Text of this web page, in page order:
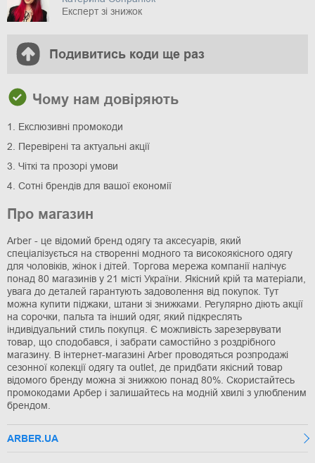
Експерт зі знижок
Подивитись коди ще раз
Чому нам довіряють
1. Екслюзивні промокоди
2. Перевірені та актуальні акції
3. Чіткі та прозорі умови
4. Сотні брендів для вашої економії
Про магазин
Arber - це відомий бренд одягу та аксесуарів, який
спеціалізується на створенні модного та високоякісного одягу
для чоловіків, жінок і дітей. Торгова мережа компанії налічує
понад 80 магазинів у 21 місті України. Якісний крій та матеріали,
увага до деталей гарантують задоволення від покупок. Тут
можна купити піджаки, штани зі знижками. Регулярно діють акції
на сорочки, пальта та інший одяг, який підкреслять
індивідуальний стиль покупця. Є можливість зарезервувати
товар, що сподобався, і забрати самостійно з роздрібного
магазину. В інтернет-магазині Arber проводяться розпродажі
сезонної колекції одягу та outlet, де придбати якісний товар
відомого бренду можна зі знижкою понад 80%. Скористайтесь
промокодами Арбер і залишайтесь на модній хвилі з улюбленим
брендом.
ARBER.UA